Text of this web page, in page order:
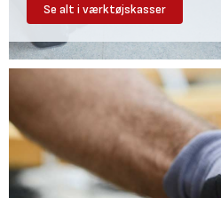
Se alt i værktøjskasser